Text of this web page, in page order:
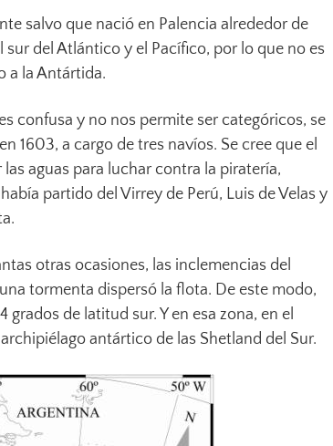
salvo que nació en Palencia alrededor de
sur del Atlántico y el Pacífico, por lo que no es
a la Antártida.
confusa y no nos permite ser categóricos, se
1603, a cargo de tres navíos. Se cree que el
aguas para luchar contra la piratería,
partido del Virrey de Perú, Luis de Velas y
otras ocasiones, las inclemencias del
tormenta dispersó la flota. De este modo,
de latitud sur. Y en esa zona, en el
antártico de las Shetland del Sur.